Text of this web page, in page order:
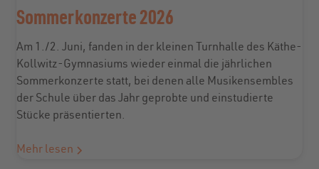
Sommerkonzerte 2026
Am 1./2. Juni, fanden in der kleinen Turnhalle des Käthe-
Kollwitz-Gymnasiums wieder einmal die jährlichen
Sommerkonzerte statt, bei denen alle Musikensembles
der Schule über das Jahr geprobte und einstudierte
Stücke präsentierten.
Mehr lesen